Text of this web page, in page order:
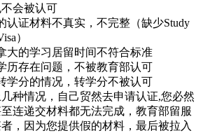
会被认可
认证材料不真实，不完整（缺少Study
）
大的学习居留时间不符合标准
历存在问题，不被教育部认可
学分的情况，转学分不被认可
种情况，自己贸然去申请认证,您必然
连递交材料都无法完成，教育部留服
，因为您提供假的材料，最后被拉入